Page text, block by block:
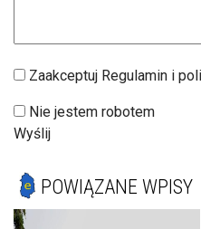
Zaakceptuj Regulamin i
Nie jestem robotem
Wyślij
POWIĄZANE WPISY